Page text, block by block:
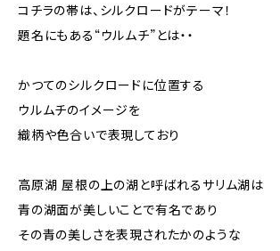
コチラの帯は、シルクロードがテーマ！
題名にもある“ウルムチ”とは・・
かつてのシルクロードに位置する
ウルムチのイメージを
織柄や色合いで表現しており
高原湖 屋根の上の湖と呼ばれるサリム湖は
青の湖面が美しいことで有名であり
その青の美しさを表現されたかのような